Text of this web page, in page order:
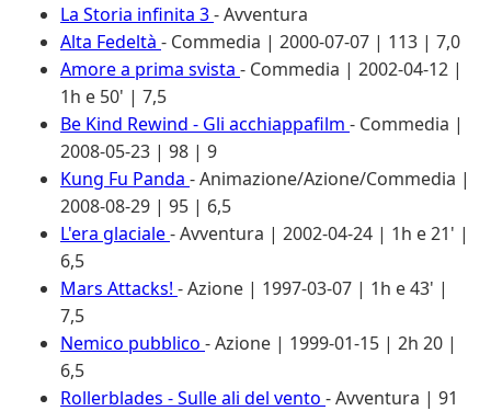
La Storia infinita 3- Avventura
Alta Fedeltà - Commedia | 2000-07-07 | 113 | 7,0
Amore a prima svista - Commedia | 2002-04-12 |
1h e 50' | 7,5
Be Kind Rewind - Gli acchiappafilm - Commedia |
2008-05-23 | 98 | 9
Kung Fu Panda - Animazione/Azione/Commedia |
2008-08-29 | 95 | 6,5
L'era glaciale- Avventura | 2002-04-24 | 1h e 21' |
6,5
Mars Attacks! - Azione | 1997-03-07 | 1h e 43' |
7,5
Nemico pubblico - Azione | 1999-01-15 | 2h 20 |
6,5
Rollerblades - Sulle ali del vento - Avventura | 91